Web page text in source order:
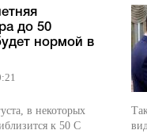
до 50
нормой в
в некоторых
к 50 С